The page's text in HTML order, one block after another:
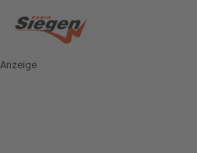
Anzeige